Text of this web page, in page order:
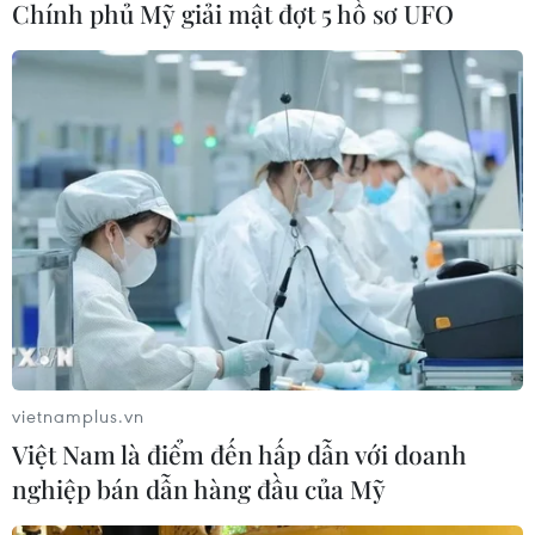
VĂN HÓA
Ca sỹ Phùng Khánh Linh và hành trình từ
cô đơn đến 'Giữa một vạn người'
09/08/2026 01:42
Chính phủ Mỹ giải mật đợt 5 hồ sơ UFO
vietnamplus.vn
Việt Nam là điểm đến hấp dẫn với doanh
nghiệp bán dẫn hàng đầu của Mỹ